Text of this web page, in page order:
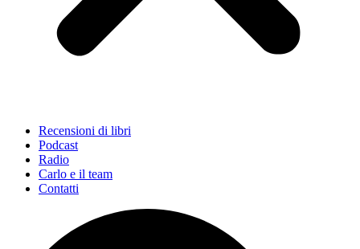
Recensioni di libri
Podcast
Radio
Carlo e il team
Contatti